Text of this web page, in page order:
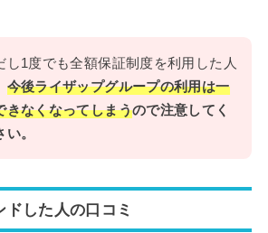
し1度でも全額保証制度を利用した人
今後ライザップグループの利用は一
きなくなってしまうので注意してく
い。
した人の口コミ